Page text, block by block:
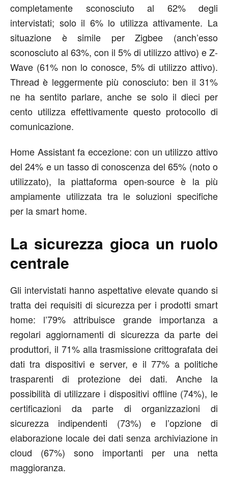
completamente sconosciuto al 62% degli
intervistati; solo il 6% lo utilizza attivamente. La
situazione è simile per Zigbee (anch’esso
sconosciuto al 63%, con il 5% di utilizzo attivo) e Z-
Wave (61% non lo conosce, 5% di utilizzo attivo).
Thread è leggermente più conosciuto: ben il 31%
ne ha sentito parlare, anche se solo il dieci per
cento utilizza effettivamente questo protocollo di
comunicazione.
Home Assistant fa eccezione: con un utilizzo attivo
del 24% e un tasso di conoscenza del 65% (noto o
utilizzato), la piattaforma open-source è la più
ampiamente utilizzata tra le soluzioni specifiche
per la smart home.
La sicurezza gioca un ruolo
centrale
Gli intervistati hanno aspettative elevate quando si
tratta dei requisiti di sicurezza per i prodotti smart
home: l’79% attribuisce grande importanza a
regolari aggiornamenti di sicurezza da parte dei
produttori, il 71% alla trasmissione crittografata dei
dati tra dispositivi e server, e il 77% a politiche
trasparenti di protezione dei dati. Anche la
possibilità di utilizzare i dispositivi offline (74%), le
certificazioni da parte di organizzazioni di
sicurezza indipendenti (73%) e l’opzione di
elaborazione locale dei dati senza archiviazione in
cloud (67%) sono importanti per una netta
maggioranza.